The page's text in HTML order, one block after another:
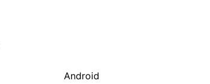
Android